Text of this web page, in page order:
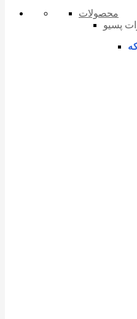
محصولات
پسیو